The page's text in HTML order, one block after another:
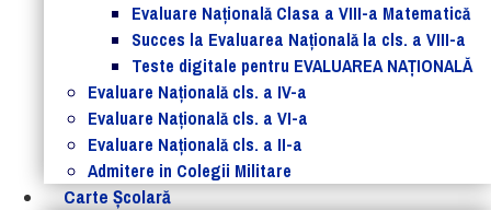
Evaluare Naţională Clasa a VIII-a Matematică
Succes la Evaluarea Națională la cls. a VIII-a
Teste digitale pentru EVALUAREA NAȚIONALĂ
Evaluare Naţională cls. a IV-a
Evaluare Naţională cls. a VI-a
Evaluare Naţională cls. a II-a
Admitere in Colegii Militare
Carte Şcolară